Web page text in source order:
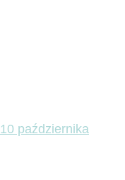
10 października